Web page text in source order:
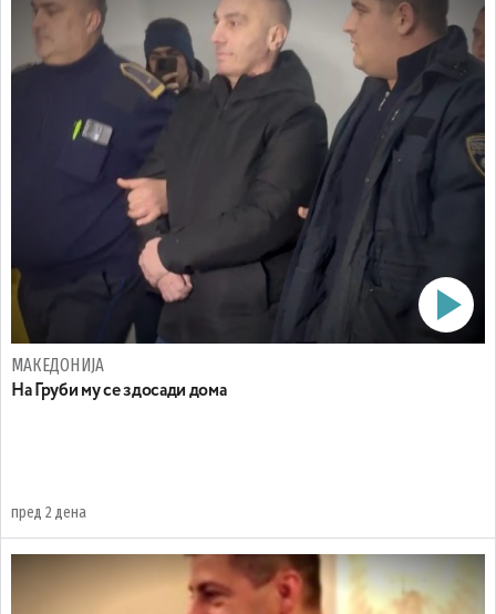
МАКЕДОНИЈА
На Груби му се здосади дома
пред 2 дена